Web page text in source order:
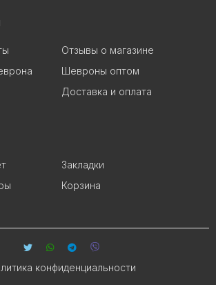
Отзывы о магазине
Шевроны оптом
Доставка и оплата
Закладки
Корзина
конфиденциальности